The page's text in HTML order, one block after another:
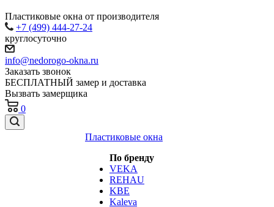
Пластиковые окна от производителя
+7 (499) 444-27-24
круглосуточно
info@nedorogo-okna.ru
Заказать звонок
БЕСПЛАТНЫЙ замер и доставка
Вызвать замерщика
0
Пластиковые окна
По бренду
VEKA
REHAU
KBE
Kaleva